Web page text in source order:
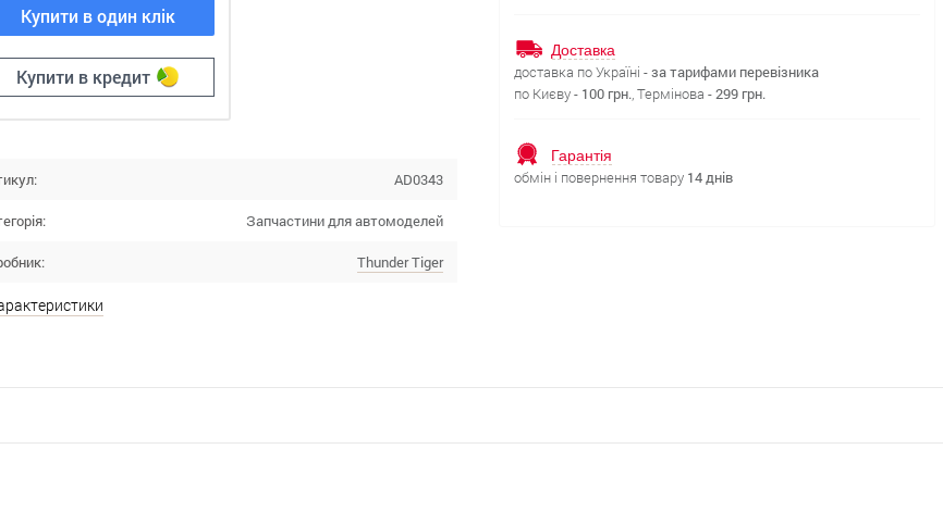
Купити в один клік
Купити в кредит
AD0343
Запчастини для автомоделей
Thunder Tiger
Доставка
доставка по Україні -за тарифами перевізника
по Києву - 100 грн., Термінова -299 грн.
Гарантія
обмін і повернення товару 14 днів